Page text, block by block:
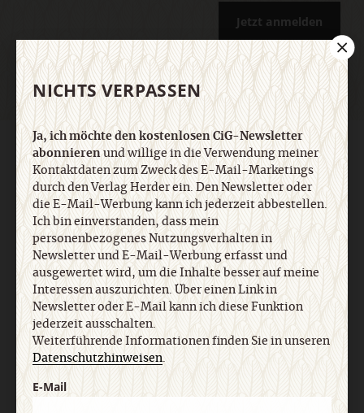
Jetzt anmelden
AGB und Widerrufsbelehrung Datenschutz
Barrierefreiheit
Impressum
Vertrag widerrufen Abo online kündigen
NICHTS VERPASSEN
Ja, ich möchte den kostenlosen CiG-Newsletter
abonnierenund willige in die Verwendung meiner
Kontaktdaten zum Zweck des E-Mail-Marketings
durch den Verlag Herder ein. Den Newsletter oder
die E-Mail-Werbung kann ich jederzeit abbestellen.
Ich bin einverstanden, dass mein
personenbezogenes Nutzungsverhalten in
Newsletter und E-Mail-Werbung erfasst und
ausgewertet wird, um die Inhalte besser auf meine
Interessen auszurichten. Über einen Link in
Newsletter oder E-Mail kann ich diese Funktion
jederzeit ausschalten.
Weiterführende Informationen finden Sie in unseren
Datenschutzhinweisen.
E-Mail